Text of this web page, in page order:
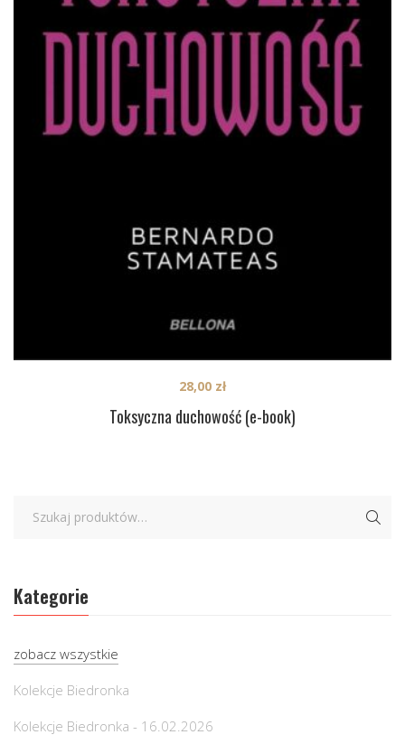
Toksyczna duchowość (e-book)
28,00 zł
Kategorie
zobacz wszystkie
Kolekcje Biedronka
Kolekcje Biedronka - 16.02.2026